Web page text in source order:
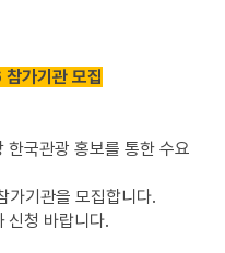
가기관 모집
한국관광 홍보를 통한 수요
기관을 모집합니다.
신청 바랍니다.